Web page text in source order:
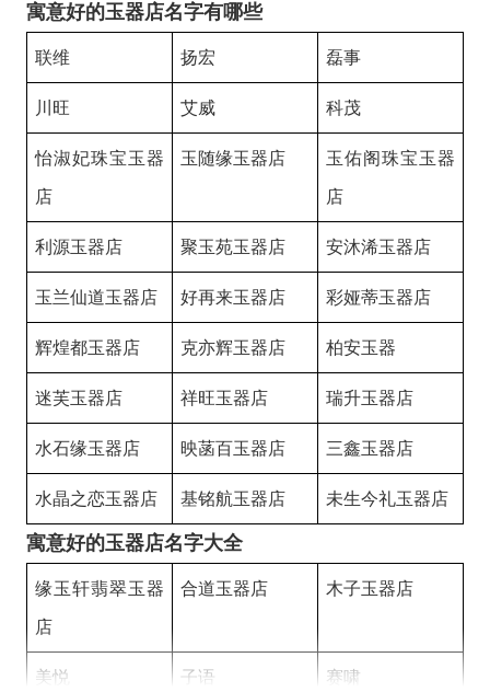
寓意好的玉器店名字有哪些
联维 扬宏 磊事
川旺 艾威 科茂
怡淑妃珠宝玉器
店
玉随缘玉器店 玉佑阁珠宝玉器
店
利源玉器店 聚玉苑玉器店 安沐浠玉器店
玉兰仙道玉器店 好再来玉器店 彩娅蒂玉器店
辉煌都玉器店 克亦辉玉器店 柏安玉器
迷芙玉器店 祥旺玉器店 瑞升玉器店
水石缘玉器店 映菡百玉器店 三鑫玉器店
水晶之恋玉器店 基铭航玉器店 未生今礼玉器店
寓意好的玉器店名字大全
缘玉轩翡翠玉器
店
合道玉器店 木子玉器店
美悦 子语 赛啸